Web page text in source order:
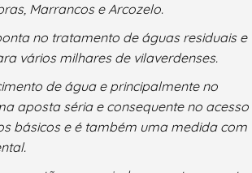
Marrancos e Arcozelo.
no tratamento de águas residuais e
vários milhares de vilaverdenses.
de água e principalmente no
aposta séria e consequente no acesso
básicos e é também uma medida com